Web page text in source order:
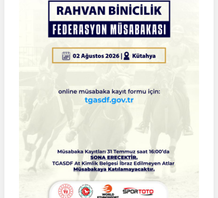
Şampiyonası
Çeyrek
Final
|
01